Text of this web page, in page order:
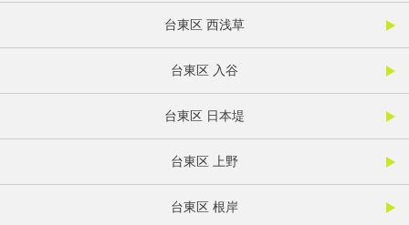
台東区 西浅草
台東区 入谷
台東区 日本堤
台東区 上野
台東区 根岸